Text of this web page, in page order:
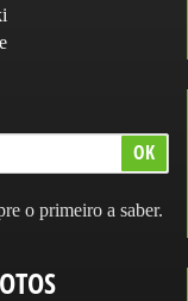
o primeiro a saber.